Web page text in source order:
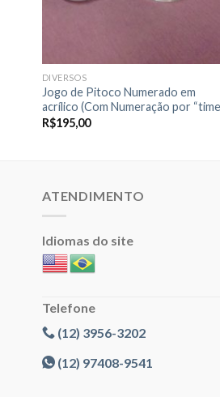
DIVERSOS
Jogo de Pitoco Numerado em
acrílico (Com Numeração por
R$195,00
ATENDIMENTO
Idiomas do site
Telefone
(12) 3956-3202
(12) 97408-9541